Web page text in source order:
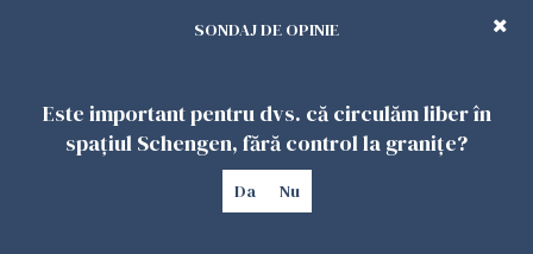
Vrei să te muți în SUA? Un studiu Harvard
arată ce se întâmplă cu sănătatea multor
26 IULIE 2026
SONDAJ DE OPINIE
Este important pentru dvs. că circulăm liber în
spațiul Schengen, fără control la granițe?
Da Nu